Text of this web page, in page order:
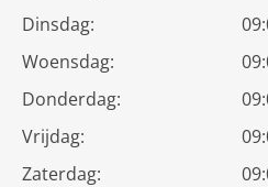
Dinsdag:
Woensdag:
Donderdag:
Vrijdag:
Zaterdag: